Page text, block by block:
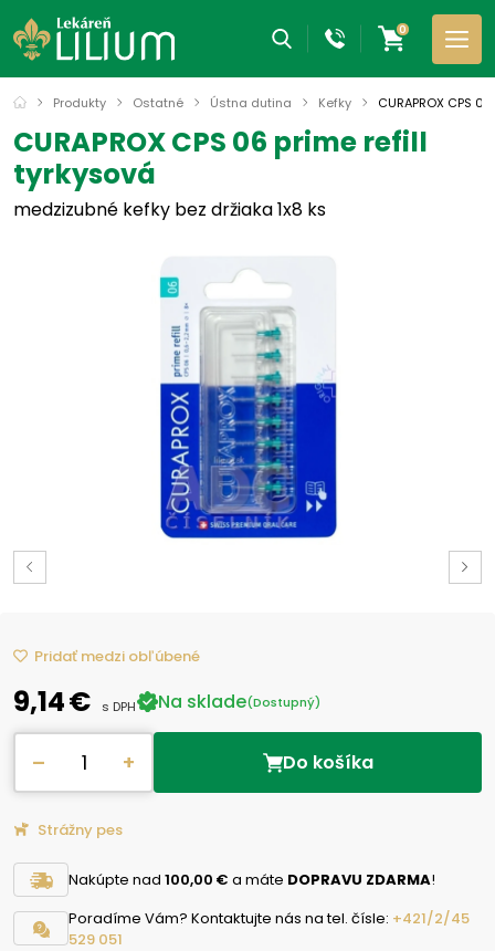
0
Produkty Ostatné Ústna dutina Kefky CURAPROX CPS
CURAPROX CPS 06 prime refill
tyrkysová
medzizubné kefky bez držiaka 1x8 ks
Pridať medzi obľúbené
9,14 € s DPH Na sklade(Dostupný)
– + Do košíka
Strážny pes
Nakúpte nad 100,00 € a máte DOPRAVU ZDARMA!
Poradíme Vám? Kontaktujte nás na tel. čísle: +421/2/45
529 051